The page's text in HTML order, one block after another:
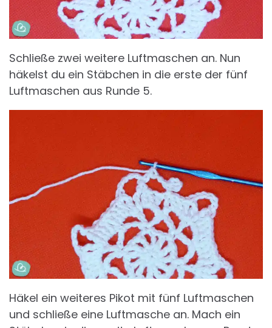
Schließe zwei weitere Luftmaschen an. Nun
häkelst du ein Stäbchen in die erste der fünf
Luftmaschen aus Runde 5.
Häkel ein weiteres Pikot mit fünf Luftmaschen
und schließe eine Luftmasche an. Mach ein